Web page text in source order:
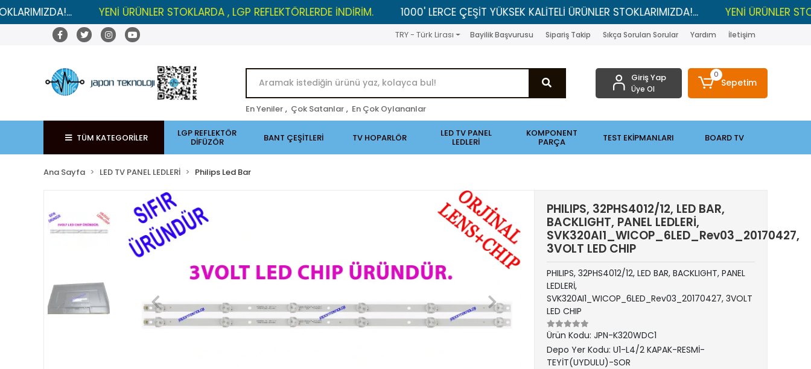
YENİ ÜRÜNLER STOKLARDA , LGP REFLEKTÖRLERDE İNDİRİM. 1000' LERCE ÇEŞİT YÜKSEK KALİTELİ ÜRÜNLER STOKLARIMIZDA!... YENİ ÜRÜNLER
TRY - Türk Lirası Bayilik Başvurusu Sipariş Takip Sıkça Sorulan Sorular Yardım İletişim
En Yeniler , Çok Satanlar , En Çok Oylananlar
Giriş Yap
Üye Ol
0
Sepetim
TÜM KATEGORİLER LGP REFLEKTÖR
DİFÜZÖR BANT ÇEŞİTLERİ TV HOPARLÖR LED TV PANEL
LEDLERİ
KOMPONENT
PARÇA TEST EKİPMANLARI BOARD TV
Ana Sayfa LED TV PANEL LEDLERİ Philips Led Bar
PHILIPS, 32PHS4012/12, LED BAR,
BACKLIGHT, PANEL LEDLERİ,
SVK320AI1_WICOP_6LED_Rev03_20170427,
3VOLT LED CHIP
PHILIPS, 32PHS4012/12, LED BAR, BACKLIGHT, PANEL
LEDLERİ,
SVK320AI1_WICOP_6LED_Rev03_20170427, 3VOLT
LED CHIP
Ürün Kodu: JPN-K320WDC1
Depo Yer Kodu: U1-L4/2 KAPAK-RESMİ-
TEYİT(UYDULU)-SOR